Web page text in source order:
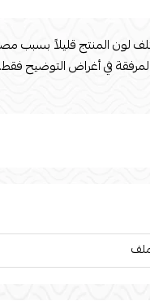
لون المنتج قليلاً بسبب